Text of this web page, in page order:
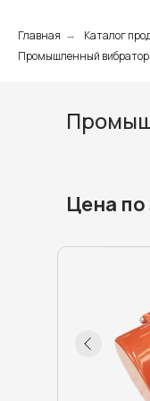
Главная → Каталог
Промышленный вибратор
Цена по